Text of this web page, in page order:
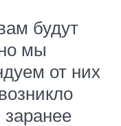
будут
мы
от них